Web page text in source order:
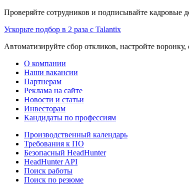
Проверяйте сотрудников и подписывайте кадровые
Ускорьте подбор в 2 раза с Talantix
Автоматизируйте сбор откликов, настройте
О компании
Наши вакансии
Партнерам
Реклама на сайте
Новости и статьи
Инвесторам
Кандидаты по профессиям
Производственный календарь
Требования к ПО
Безопасный HeadHunter
HeadHunter API
Поиск работы
Поиск по резюме